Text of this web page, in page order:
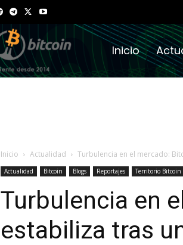
Inicio
Inicio Actualidad Turbulencia en el mercado:
Actualidad Bitcoin Blogs Reportajes Territorio Bitcoin
Turbulencia en
estabiliza tras